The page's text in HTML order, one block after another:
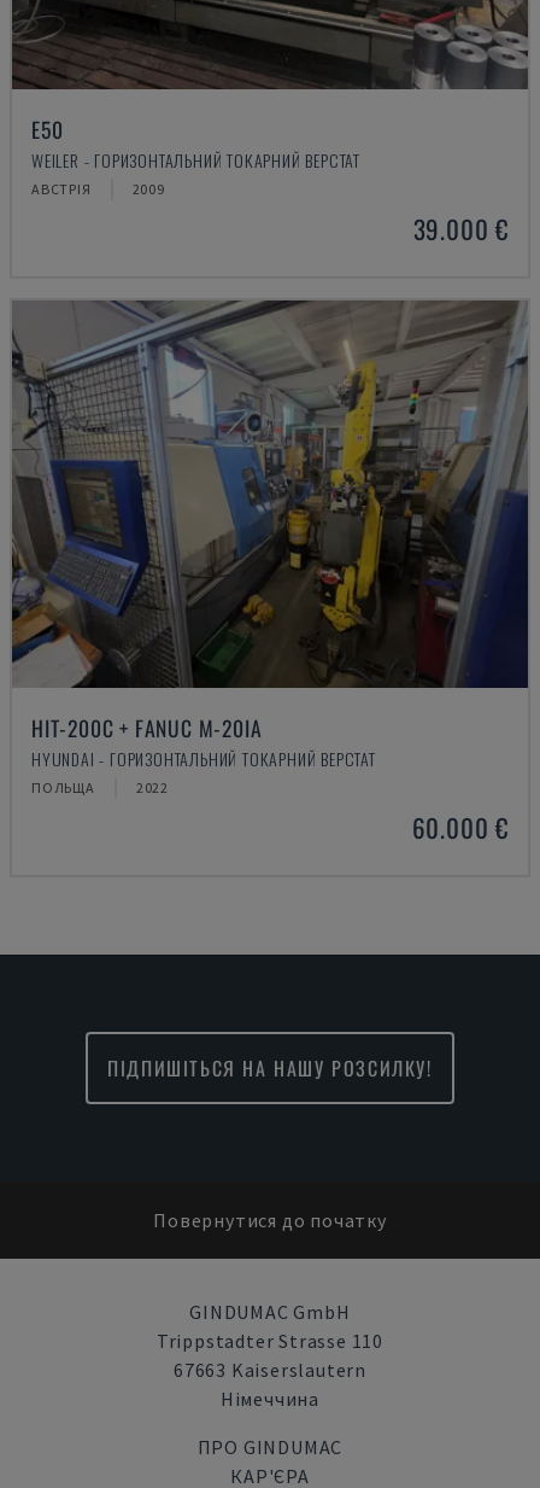
E50
WEILER - ГОРИЗОНТАЛЬНИЙ ТОКАРНИЙ ВЕРСТАТ
АВСТРІЯ 2009
39.000 €
HIT-200C + FANUC M-20IA
HYUNDAI - ГОРИЗОНТАЛЬНИЙ ТОКАРНИЙ ВЕРСТАТ
ПОЛЬЩА 2022
60.000 €
ПІДПИШІТЬСЯ НА НАШУ РОЗСИЛКУ!
Повернутися до початку
GINDUMAC GmbH
Trippstadter Strasse 110
67663 Kaiserslautern
Німеччина
ПРО GINDUMAC
КАР'ЄРА